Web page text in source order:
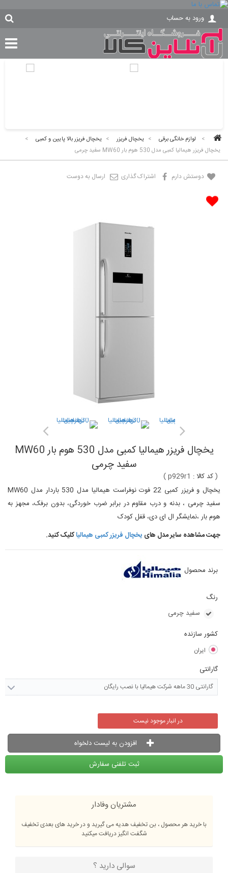
ورود به حساب
> لوازم خانگی برقی > یخچال فریزر > یخچال فریزر بالا پایین و کمبی
>
یخچال فریزر هیمالیا کمبی مدل 530 هوم بار MW60 سفید چرمی
دوستش دارم اشتراک گذاری ارسال به دوست
یخچال فریزر هیمالیا کمبی مدل 530 هوم بار MW60
سفید چرمی
(کد کالا : p929r1
)
یخچال و فریزر کمبی 22 فوت نوفراست هیمالیا مدل 530 باردار مدل MW60
سفید چرمی ، بدنه و درب مقاوم در برابر ضرب خوردگی، بدون برفک، مجهز به
هوم بار ،نمایشگر ال ای دی، قفل کودک
جهت مشاهده سایر مدل های یخچال فریزر کمبی هیمالیاکلیک کنید.
برند محصول
رنگ
سفید چرمی
کشور سازنده
ایران
گارانتی
گارانتی 30 ماهه شرکت هیمالیا با نصب رایگان
در انبار موجود نیست
افزودن به لیست دلخواه
ثبت تلفنی سفارش
مشتریان وفادار
با خرید هر محصول ، بن تخفیف هدیه می گیرید و در خرید های بعدی تخفیف
شگفت انگیز دریافت میکنید
سوالی دارید ؟